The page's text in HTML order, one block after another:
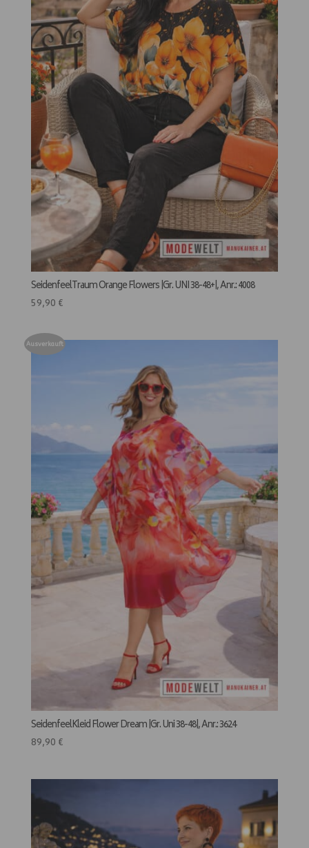
SeidenfeelTraum Orange Flowers |Gr. UNI 38-48+|, Anr.: 4008
59,90 €
Ausverkauft
SeidenfeelKleid Flower Dream |Gr. Uni 38-48|, Anr.: 3624
89,90 €